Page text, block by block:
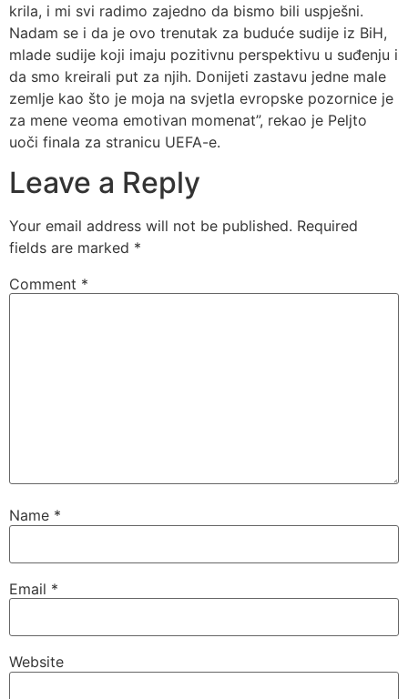
krila, i mi svi radimo zajedno da bismo bili uspješni.
Nadam se i da je ovo trenutak za buduće sudije iz BiH,
mlade sudije koji imaju pozitivnu perspektivu u suđenju i
da smo kreirali put za njih. Donijeti zastavu jedne male
zemlje kao što je moja na svjetla evropske pozornice je
za mene veoma emotivan momenat”, rekao je Peljto
uoči finala za stranicu UEFA-e.
Leave a Reply
Your email address will not be published. Required
fields are marked *
Comment *
Name *
Email *
Website